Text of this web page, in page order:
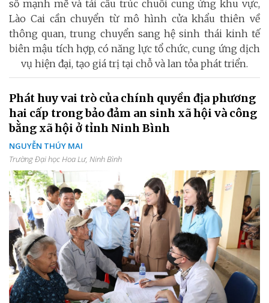
số mạnh mẽ và tái cấu trúc chuỗi cung ứng khu vực,
Lào Cai cần chuyển từ mô hình cửa khẩu thiên về
thông quan, trung chuyển sang hệ sinh thái kinh tế
biên mậu tích hợp, có năng lực tổ chức, cung ứng dịch
vụ hiện đại, tạo giá trị tại chỗ và lan tỏa phát triển.
Phát huy vai trò của chính quyền địa phương
hai cấp trong bảo đảm an sinh xã hội và công
bằng xã hội ở tỉnh Ninh Bình
NGUYỄN THÚY MAI
Trường Đại học Hoa Lư, Ninh Bình